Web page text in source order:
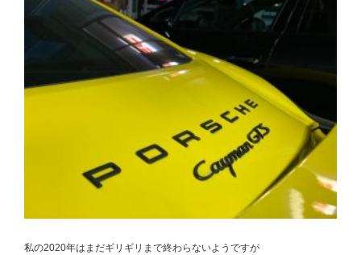
私の2020年はまだギリギリまで終わらないようですが